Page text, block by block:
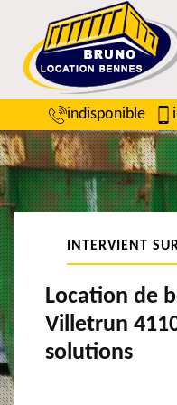
indisponible
INTERVIENT
Location de
Villetrun
solutions